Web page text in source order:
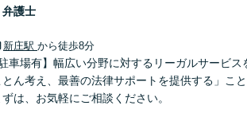
弁護士
新庄駅 から徒歩8分
車場有】幅広い分野に対するリーガルサービ
ん考え、最善の法律サポートを提供する」こ
は、お気軽にご相談ください。